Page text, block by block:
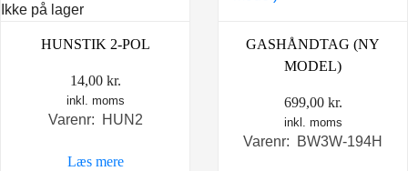
Ikke på lager
HUNSTIK 2-POL
14,00 kr.
inkl. moms
Varenr: HUN2
Læs mere
GASHÅNDTAG (NY
MODEL)
699,00 kr.
inkl. moms
Varenr: BW3W-194H